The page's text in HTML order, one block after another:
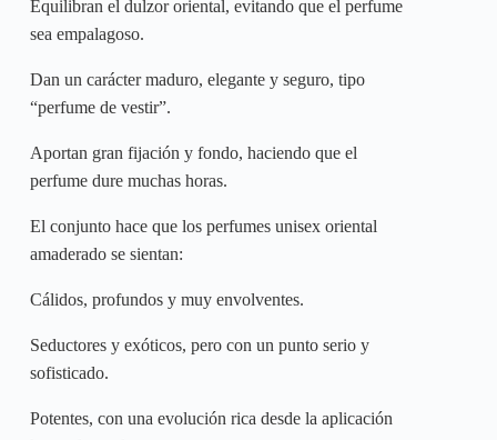
Equilibran el dulzor oriental, evitando que el perfume
sea empalagoso.
Dan un carácter maduro, elegante y seguro, tipo
“perfume de vestir”.
Aportan gran fijación y fondo, haciendo que el
perfume dure muchas horas.
El conjunto hace que los perfumes unisex oriental
amaderado se sientan:
Cálidos, profundos y muy envolventes.
Seductores y exóticos, pero con un punto serio y
sofisticado.
Potentes, con una evolución rica desde la aplicación